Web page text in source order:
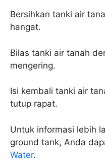
Bersihkan tanki air
hangat.
Bilas tanki air tanah
mengering.
Isi kembali tanki air
tutup rapat.
Untuk informasi lebih
ground tank, Anda
Water.